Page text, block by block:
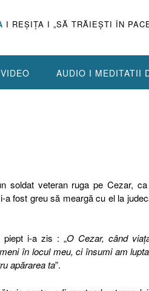
I REŞIŢA I „SĂ TRĂIEŞTI ÎN
AUDIO I MEDITATII
soldat veteran ruga pe Cezar,
fost greu să meargă cu el la
piept i-a zis : „O Cezar, când
în locul meu, ci însumi am
apărarea ta”.